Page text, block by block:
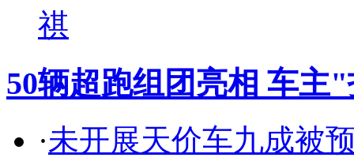
祺
50辆超跑组团亮相 车主
·未开展天价车九成被